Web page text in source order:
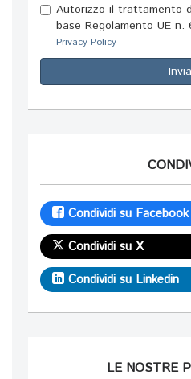
Autorizzo il trattamento
base Regolamento UE n.
Privacy Policy
Invia
Condividi su Facebook
Condividi su X
Condividi su Linkedin
LE NOSTRE